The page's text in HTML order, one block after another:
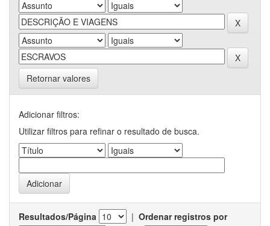
Retornar valores
Adicionar filtros:
Utilizar filtros para refinar o resultado de busca.
Resultados/Página | Ordenar registros por